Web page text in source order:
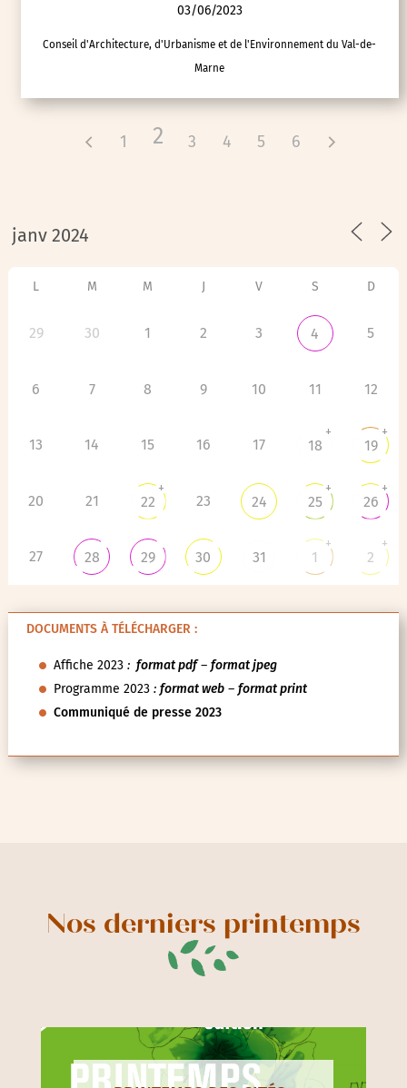
03/06/2023
Conseil d'Architecture, d'Urbanisme et de l'Environnement du Val-de-
Marne
1 2 3 4 5 6
L M M J V S D
29 30 1 2 3 4 5
6 7 8 9 10 11 12
13 14 15 16 17 18
+
19
+
20 21 22
+
23 24 25
+
26
+
27 28 29 30 31 1
+
2
+
DOCUMENTS À TÉLÉCHARGER :
Affiche 2023: format pdf– format jpeg
Programme 2023 : format web– format print
Communiqué de presse 2023
Nos derniers printemps